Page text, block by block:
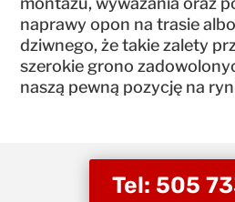
naprawy opon na trasie
dziwnego, że takie zalety
szerokie grono
naszą pewną pozycję na
Tel: 505